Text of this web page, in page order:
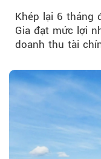
Khép lại 6 tháng
Gia đạt mức lợi
doanh thu tài